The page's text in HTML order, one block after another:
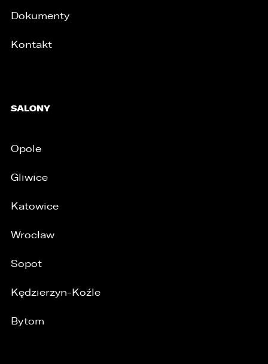
Dokumenty
Kontakt
SALONY
Opole
Gliwice
Katowice
Wrocław
Sopot
Kędzierzyn-Koźle
Bytom